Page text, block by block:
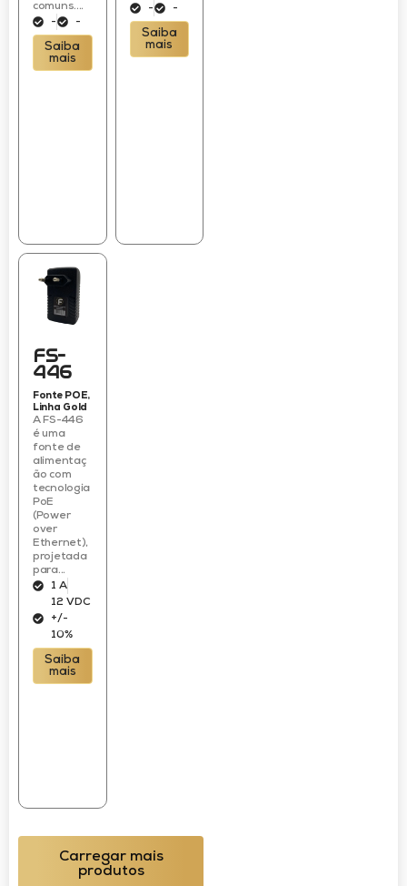
comuns....
-
-
Saiba
mais
-
-
Saiba
mais
FS-
446
Fonte POE,
Linha Gold
A FS-446
é uma
fonte de
alimentaç
ão com
tecnologia
PoE
(Power
over
Ethernet),
projetada
para...
1 A
12 VDC
+/-
10%
Saiba
mais
Carregar mais
produtos